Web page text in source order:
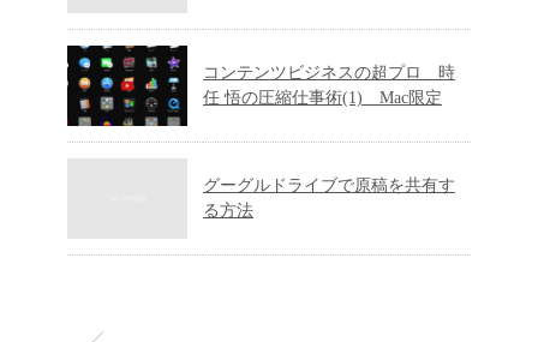
コンテンツビジネスの超プロ 時
任 悟の圧縮仕事術(1) Mac限定
グーグルドライブで原稿を共有す
る方法